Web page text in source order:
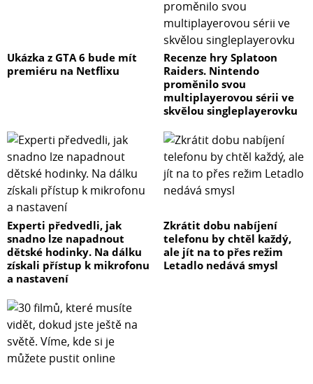
Ukázka z GTA 6 bude mít
premiéru na Netflixu
Recenze hry Splatoon
Raiders. Nintendo
proměnilo svou
multiplayerovou sérii ve
skvělou singleplayerovku
Experti předvedli, jak
snadno lze napadnout
dětské hodinky. Na dálku
získali přístup k mikrofonu
a nastavení
Zkrátit dobu nabíjení
telefonu by chtěl každý,
ale jít na to přes režim
Letadlo nedává smysl